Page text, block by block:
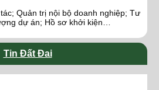
Quản trị nội bộ doanh nghiệp; Tư
dự án; Hồ sơ khởi kiện…
Tin Đất Đai